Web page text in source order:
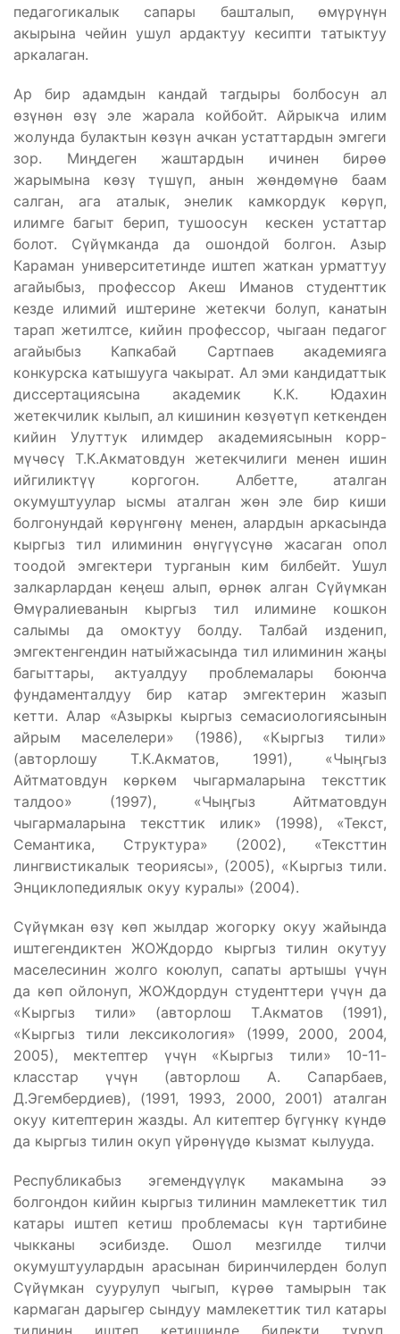
педагогикалык сапары башталып, өмүрүнүн
акырына чейин ушул ардактуу кесипти татыктуу
аркалаган.
Ар бир адамдын кандай тагдыры болбосун ал
өзүнөн өзү эле жарала койбойт. Айрыкча илим
жолунда булактын көзүн ачкан устаттардын эмгеги
зор. Миӊдеген жаштардын ичинен бирөө
жарымына көзү түшүп, анын жөндөмүнө баам
салган, ага аталык, энелик камкордук көрүп,
илимге багыт берип, тушоосун кескен устаттар
болот. Сүйүмканда да ошондой болгон. Азыр
Караман университетинде иштеп жаткан урматтуу
агайыбыз, профессор Акеш Иманов студенттик
кезде илимий иштерине жетекчи болуп, канатын
тарап жетилтсе, кийин профессор, чыгаан педагог
агайыбыз Капкабай Сартпаев академияга
конкурска катышууга чакырат. Ал эми кандидаттык
диссертациясына академик К.К. Юдахин
жетекчилик кылып, ал кишинин көзүөтүп кеткенден
кийин Улуттук илимдер академиясынын корр-
мүчөсү Т.К.Акматовдун жетекчилиги менен ишин
ийгиликтүү коргогон. Албетте, аталган
окумуштуулар ысмы аталган жөн эле бир киши
болгонундай көрүнгөнү менен, алардын аркасында
кыргыз тил илиминин өнүгүүсүнө жасаган опол
тоодой эмгектери турганын ким билбейт. Ушул
залкарлардан кеӊеш алып, өрнөк алган Сүйүмкан
Өмүралиеванын кыргыз тил илимине кошкон
салымы да омоктуу болду. Талбай изденип,
эмгектенгендин натыйжасында тил илиминин жаӊы
багыттары, актуалдуу проблемалары боюнча
фундаменталдуу бир катар эмгектерин жазып
кетти. Алар «Азыркы кыргыз семасиологиясынын
айрым маселелери» (1986), «Кыргыз тили»
(авторлошу Т.К.Акматов, 1991), «Чыӊгыз
Айтматовдун көркөм чыгармаларына тексттик
талдоо» (1997), «Чыӊгыз Айтматовдун
чыгармаларына тексттик илик» (1998), «Текст,
Семантика, Структура» (2002), «Тексттин
лингвистикалык теориясы», (2005), «Кыргыз тили.
Энциклопедиялык окуу куралы» (2004).
Сүйүмкан өзү көп жылдар жогорку окуу жайында
иштегендиктен ЖОЖдордо кыргыз тилин окутуу
маселесинин жолго коюлуп, сапаты артышы үчүн
да көп ойлонуп, ЖОЖдордун студенттери үчүн да
«Кыргыз тили» (авторлош Т.Акматов (1991),
«Кыргыз тили лексикология» (1999, 2000, 2004,
2005), мектептер үчүн «Кыргыз тили» 10-11-
класстар үчүн (авторлош А. Сапарбаев,
Д.Эгембердиев), (1991, 1993, 2000, 2001) аталган
окуу китептерин жазды. Ал китептер бүгүнкү күндө
да кыргыз тилин окуп үйрөнүүдө кызмат кылууда.
Республикабыз эгемендүүлүк макамына ээ
болгондон кийин кыргыз тилинин мамлекеттик тил
катары иштеп кетиш проблемасы күн тартибине
чыкканы эсибизде. Ошол мезгилде тилчи
окумуштуулардын арасынан биринчилерден болуп
Сүйүмкан суурулуп чыгып, күрөө тамырын так
кармаган дарыгер сындуу мамлекеттик тил катары
тилинин иштеп кетишинде билекти түрүп,